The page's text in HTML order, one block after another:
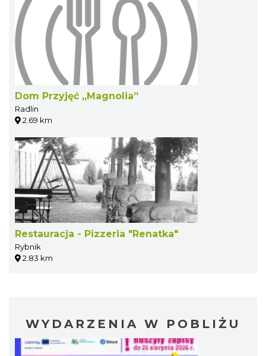
Dom Przyjęć „Magnolia”
Radlin
2.69 km
Restauracja - Pizzeria "Renatka"
Rybnik
2.83 km
WYDARZENIA W POBLIŻU